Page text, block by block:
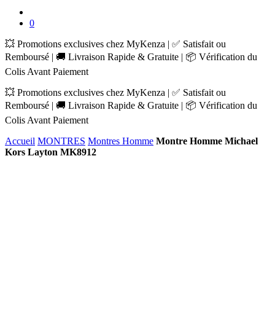
0
💥 Promotions exclusives chez MyKenza | ✅ Satisfait ou
Remboursé | 🚚 Livraison Rapide & Gratuite | 📦 Vérification du
Colis Avant Paiement
💥 Promotions exclusives chez MyKenza | ✅ Satisfait ou
Remboursé | 🚚 Livraison Rapide & Gratuite | 📦 Vérification du
Colis Avant Paiement
Accueil MONTRES Montres Homme Montre Homme Michael
Kors Layton MK8912